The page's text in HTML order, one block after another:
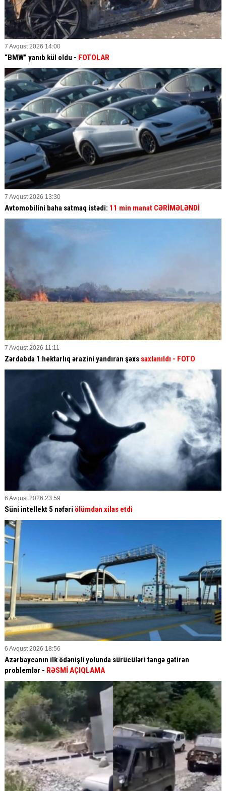
7 Avqust 2026 14:00
“BMW” yanıb kül oldu - FOTOLAR
7 Avqust 2026 13:30
Avtomobilini baha satmaq istədi: 11 min manat CƏRİMƏLƏNDİ
7 Avqust 2026 11:11
Zərdabda 1 hektarlıq ərazini yandıran şəxs saxlanıldı - FOTO
6 Avqust 2026 23:59
Süni intellekt 5 nəfəri ölümdən xilas etdi
6 Avqust 2026 18:56
Azərbaycanın ilk ödənişli yolunda sürücüləri təngə gətirən
problemlər - RƏSMİ AÇIQLAMA